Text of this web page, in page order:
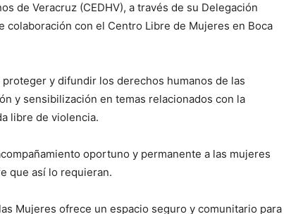
de Veracruz (CEDHV), a través de su Delegación
colaboración con el Centro Libre de Mujeres en Boca
y difundir los derechos humanos de las
y sensibilización en temas relacionados con la
libre de violencia.
oportuno y permanente a las mujeres
que así lo requieran.
Mujeres ofrece un espacio seguro y comunitario para